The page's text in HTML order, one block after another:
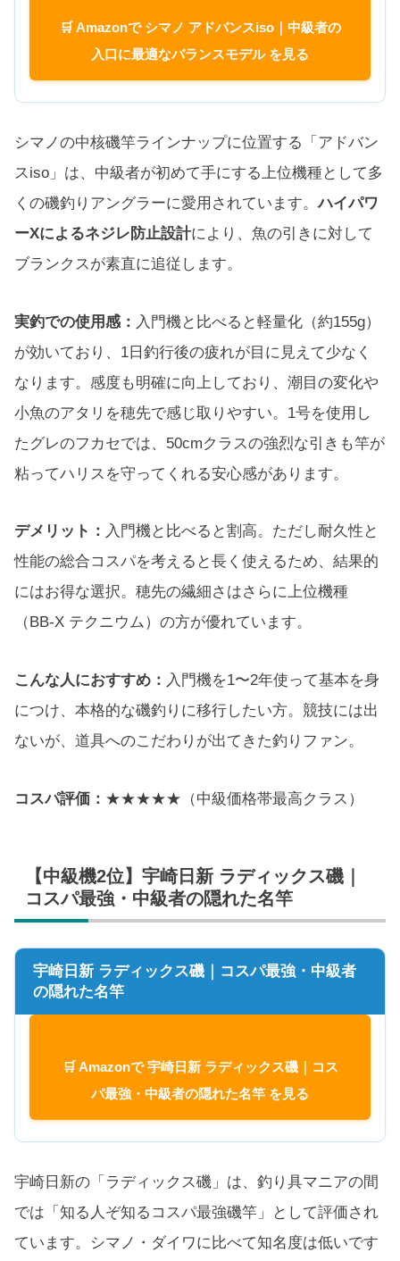
🛒 Amazonで シマノ アドバンスiso｜中級者の
入口に最適なバランスモデル を見る
シマノの中核磯竿ラインナップに位置する「アドバン
スiso」は、中級者が初めて手にする上位機種として多
くの磯釣りアングラーに愛用されています。ハイパワ
ーXによるネジレ防止設計により、魚の引きに対して
ブランクスが素直に追従します。
実釣での使用感： 入門機と比べると軽量化（約155g）
が効いており、1日釣行後の疲れが目に見えて少なく
なります。感度も明確に向上しており、潮目の変化や
小魚のアタリを穂先で感じ取りやすい。1号を使用し
たグレのフカセでは、50cmクラスの強烈な引きも竿が
粘ってハリスを守ってくれる安心感があります。
デメリット： 入門機と比べると割高。ただし耐久性と
性能の総合コスパを考えると長く使えるため、結果的
にはお得な選択。穂先の繊細さはさらに上位機種
（BB-X テクニウム）の方が優れています。
こんな人におすすめ： 入門機を1〜2年使って基本を身
につけ、本格的な磯釣りに移行したい方。競技には出
ないが、道具へのこだわりが出てきた釣りファン。
コスパ評価： ★★★★★（中級価格帯最高クラス）
【中級機2位】宇崎日新 ラディックス磯｜
コスパ最強・中級者の隠れた名竿
宇崎日新 ラディックス磯｜コスパ最強・中級者
の隠れた名竿
🛒 Amazonで 宇崎日新 ラディックス磯｜コス
パ最強・中級者の隠れた名竿 を見る
宇崎日新の「ラディックス磯」は、釣り具マニアの間
では「知る人ぞ知るコスパ最強磯竿」として評価され
ています。シマノ・ダイワに比べて知名度は低いです